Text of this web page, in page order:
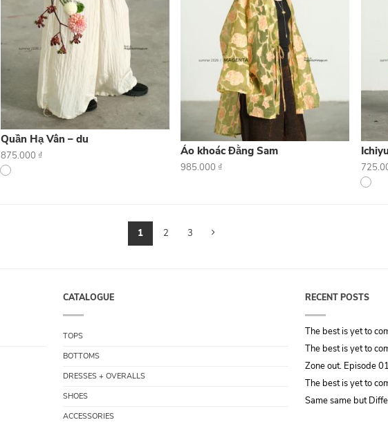
Quần Hạ Vân – du
875.000 ₫ Áo khoác Đằng Sam
985.000 ₫
1 2 3
CATALOGUE
TOPS
BOTTOMS
DRESSES + OVERALLS
SHOES
ACCESSORIES
RECENT POSTS
The best is yet to
The best is yet to
Zone out. Episode
The best is yet to
Same same but